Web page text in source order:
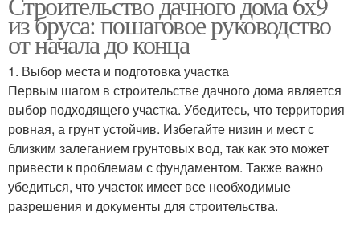
из бруса: пошаговое руководство
от начала до конца
1. Выбор места и подготовка участка
Первым шагом в строительстве дачного дома является
выбор подходящего участка. Убедитесь, что территория
ровная, а грунт устойчив. Избегайте низин и мест с
близким залеганием грунтовых вод, так как это может
привести к проблемам с фундаментом. Также важно
убедиться, что участок имеет все необходимые
разрешения и документы для строительства.